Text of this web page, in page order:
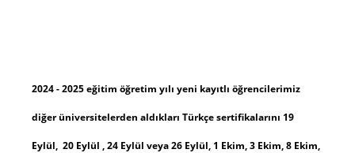
2024 - 2025 eğitim öğretim yılı yeni kayıtlı öğrencilerimiz
diğer üniversitelerden aldıkları Türkçe sertifikalarını 19
Eylül, 20 Eylül , 24 Eylül veya 26 Eylül, 1 Ekim, 3 Ekim, 8 Ekim,